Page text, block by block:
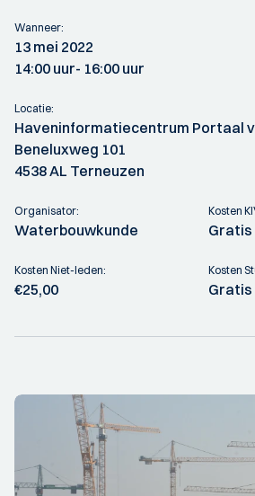
Wanneer:
13 mei 2022
14:00 uur- 16:00 uur
Locatie:
Haveninformatiecentrum Portaal
Beneluxweg 101
4538 AL Terneuzen
Organisator:
Waterbouwkunde
Kosten
Gratis
Kosten Niet-leden:
€25,00
Kosten
Gratis